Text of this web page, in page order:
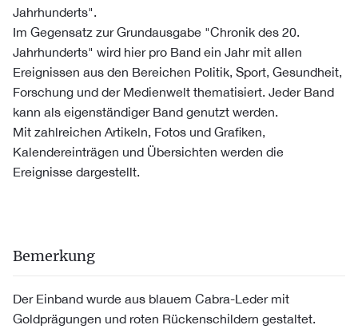
Jahrhunderts".
Im Gegensatz zur Grundausgabe "Chronik des 20.
Jahrhunderts" wird hier pro Band ein Jahr mit allen
Ereignissen aus den Bereichen Politik, Sport, Gesundheit,
Forschung und der Medienwelt thematisiert. Jeder Band
kann als eigenständiger Band genutzt werden.
Mit zahlreichen Artikeln, Fotos und Grafiken,
Kalendereinträgen und Übersichten werden die
Ereignisse dargestellt.
Bemerkung
Der Einband wurde aus blauem Cabra-Leder mit
Goldprägungen und roten Rückenschildern gestaltet.